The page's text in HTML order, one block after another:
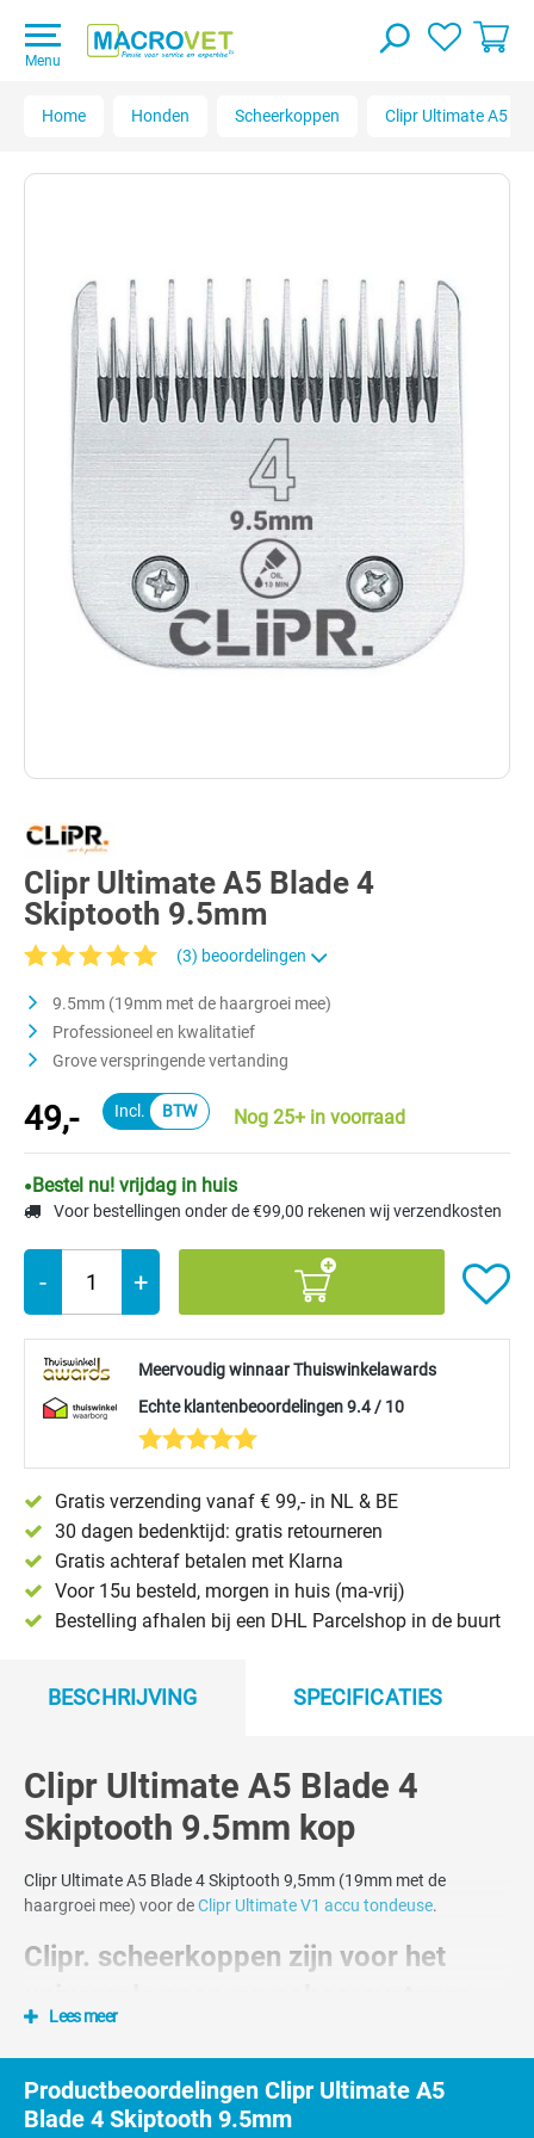
Menu
Home Honden Scheerkoppen Clipr Ultimate A5
Clipr Ultimate A5 Blade 4
Skiptooth 9.5mm
(3) beoordelingen
9.5mm (19mm met de haargroei mee)
Professioneel en kwalitatief
Grove verspringende vertanding
49,- Nog 25+ in voorraad
Bestel nu! vrijdag in huis
Voor bestellingen onder de €99,00 rekenen wij verzendkosten
- +
Meervoudig winnaar Thuiswinkelawards
Echte klantenbeoordelingen 9.4 / 10
Gratis verzending vanaf € 99,- in NL & BE
30 dagen bedenktijd: gratis retourneren
Gratis achteraf betalen met Klarna
Voor 15u besteld, morgen in huis (ma-vrij)
Bestelling afhalen bij een DHL Parcelshop in de buurt
BESCHRIJVING SPECIFICATIES
Clipr Ultimate A5 Blade 4
Skiptooth 9.5mm kop
Clipr Ultimate A5 Blade 4 Skiptooth 9,5mm (19mm met de
haargroei mee) voor deClipr Ultimate V1 accu tondeuse.
Clipr. scheerkoppen zijn voor het
scheerkoppen passen op de Clipr Ultimate maar ook op de
tondeuses van andere merken die ook voorzien zijn van het
Lees meer
Productbeoordelingen Clipr Ultimate A5
Blade 4 Skiptooth 9.5mm